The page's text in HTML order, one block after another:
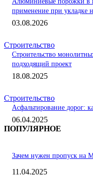
применение при укладке
03.08.2026
Строительство
Строительство
подходящий проект
18.08.2025
Строительство
Асфальтирование дорог:
06.04.2025
ПОПУЛЯРНОЕ
Зачем нужен пропуск на
11.04.2025